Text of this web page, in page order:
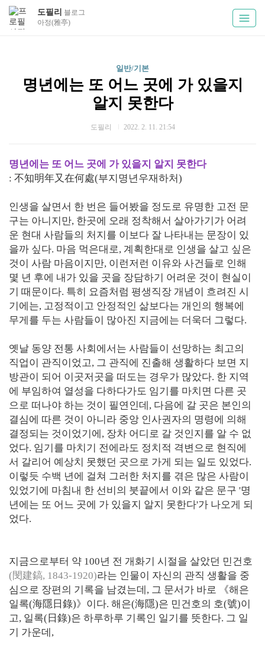
도필리 블로그
아정(雅亭)
일반/기본
명년에는 또 어느 곳에 가 있을지
알지 못한다
도필리 2022. 2. 11. 21:54
명년에는 또 어느 곳에 가 있을지 알지 못한다
: 不知明年又在何處(부지명년우재하처)
인생을 살면서 한 번은 들어봤을 정도로 유명한 고전 문
구는 아니지만, 한곳에 오래 정착해서 살아가기가 어려
운 현대 사람들의 처지를 이보다 잘 나타내는 문장이 있
을까 싶다. 마음 먹은대로, 계획한대로 인생을 살고 싶은
것이 사람 마음이지만, 이런저런 이유와 사건들로 인해
몇 년 후에 내가 있을 곳을 장담하기 어려운 것이 현실이
기 때문이다. 특히 요즘처럼 평생직장 개념이 흐려진 시
기에는, 고정적이고 안정적인 삶보다는 개인의 행복에
무게를 두는 사람들이 많아진 지금에는 더욱더 그렇다.
옛날 동양 전통 사회에서는 사람들이 선망하는 최고의
직업이 관직이었고, 그 관직에 진출해 생활하다 보면 지
방관이 되어 이곳저곳을 떠도는 경우가 많았다. 한 지역
에 부임하여 열성을 다하다가도 임기를 마치면 다른 곳
으로 떠나야 하는 것이 필연인데, 다음에 갈 곳은 본인의
결심에 따른 것이 아니라 중앙 인사권자의 명령에 의해
결정되는 것이었기에, 장차 어디로 갈 것인지를 알 수 없
었다. 임기를 마치기 전에라도 정치적 격변으로 현직에
서 갈리어 예상치 못했던 곳으로 가게 되는 일도 있었다.
이렇듯 수백 년에 걸쳐 그러한 처지를 겪은 많은 사람이
있었기에 마침내 한 선비의 붓끝에서 이와 같은 문구 '명
년에는 또 어느 곳에 가 있을지 알지 못한다'가 나오게 되
었다.
지금으로부터 약 100년 전 개화기 시절을 살았던 민건호
(閔建鎬, 1843-1920)라는 인물이 자신의 관직 생활을 중
심으로 장편의 기록을 남겼는데, 그 문서가 바로 《해은
일록(海隱日錄)》이다. 해은(海隱)은 민건호의 호(號)이
고, 일록(日錄)은 하루하루 기록인 일기를 뜻한다. 그 일
기 가운데,